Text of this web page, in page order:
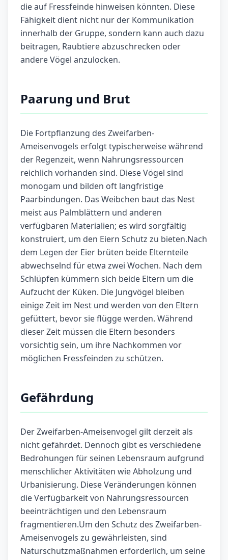
die auf Fressfeinde hinweisen könnten. Diese
Fähigkeit dient nicht nur der Kommunikation
innerhalb der Gruppe, sondern kann auch dazu
beitragen, Raubtiere abzuschrecken oder
andere Vögel anzulocken.
Paarung und Brut
Die Fortpflanzung des Zweifarben-
Ameisenvogels erfolgt typischerweise während
der Regenzeit, wenn Nahrungsressourcen
reichlich vorhanden sind. Diese Vögel sind
monogam und bilden oft langfristige
Paarbindungen. Das Weibchen baut das Nest
meist aus Palmblättern und anderen
verfügbaren Materialien; es wird sorgfältig
konstruiert, um den Eiern Schutz zu bieten.Nach
dem Legen der Eier brüten beide Elternteile
abwechselnd für etwa zwei Wochen. Nach dem
Schlüpfen kümmern sich beide Eltern um die
Aufzucht der Küken. Die Jungvögel bleiben
einige Zeit im Nest und werden von den Eltern
gefüttert, bevor sie flügge werden. Während
dieser Zeit müssen die Eltern besonders
vorsichtig sein, um ihre Nachkommen vor
möglichen Fressfeinden zu schützen.
Gefährdung
Der Zweifarben-Ameisenvogel gilt derzeit als
nicht gefährdet. Dennoch gibt es verschiedene
Bedrohungen für seinen Lebensraum aufgrund
menschlicher Aktivitäten wie Abholzung und
Urbanisierung. Diese Veränderungen können
die Verfügbarkeit von Nahrungsressourcen
beeinträchtigen und den Lebensraum
fragmentieren.Um den Schutz des Zweifarben-
Ameisenvogels zu gewährleisten, sind
Naturschutzmaßnahmen erforderlich, um seine